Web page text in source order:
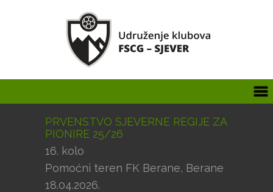
PRVENSTVO SJEVERNE REGIJE ZA
PIONIRE 25/26
16. kolo
Pomoćni teren FK Berane, Berane
18.04.2026.